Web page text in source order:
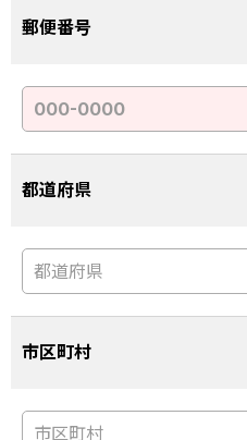
郵便番号
都道府県
市区町村